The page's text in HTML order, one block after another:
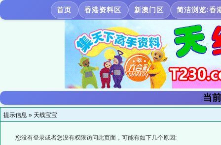
首页 香港资料区 新澳门区 简洁浏览:香
当
提示信息 » 天线宝宝
您没有登录或者您没有权限访问此页面，可能有如下几个原因: